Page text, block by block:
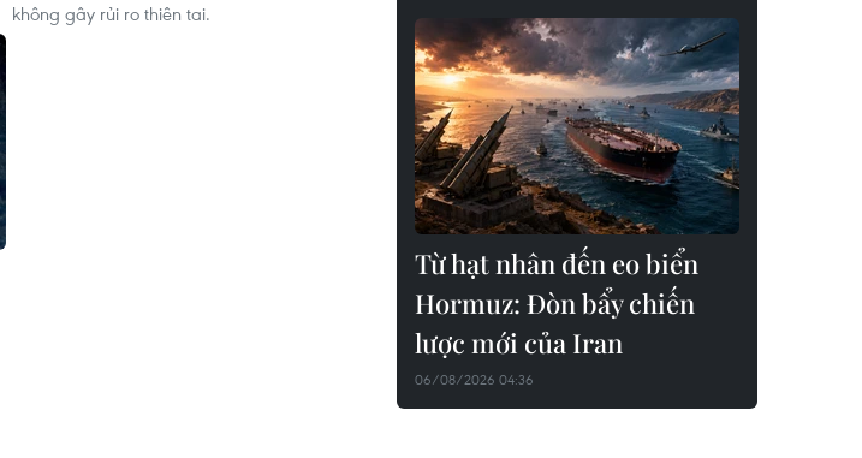
không gây rủi ro thiên tai.
Từ hạt nhân đến eo biển
Hormuz: Đòn bẩy chiến
lược mới của Iran
06/08/2026 04:36